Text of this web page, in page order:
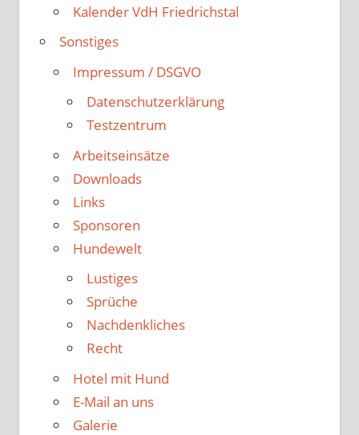
Kalender VdH Friedrichstal
Sonstiges
Impressum / DSGVO
Datenschutzerklärung
Testzentrum
Arbeitseinsätze
Downloads
Links
Sponsoren
Hundewelt
Lustiges
Sprüche
Nachdenkliches
Recht
Hotel mit Hund
E-Mail an uns
Galerie